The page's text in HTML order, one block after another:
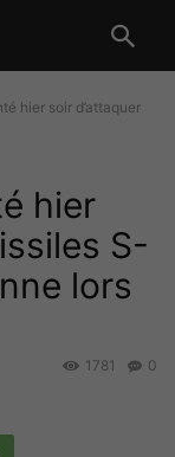
hier soir d’attaquer
hier
S-
lors
0
1781